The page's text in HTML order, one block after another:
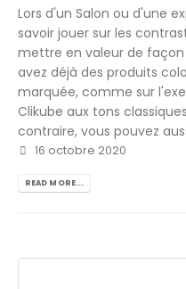
Lors d'un Salon ou d'une
savoir jouer sur les
mettre en valeur de façon
avez déjà des produits
marquée, comme sur
Clikube aux tons
contraire, vous pouvez
16 octobre 2020
READ MORE...